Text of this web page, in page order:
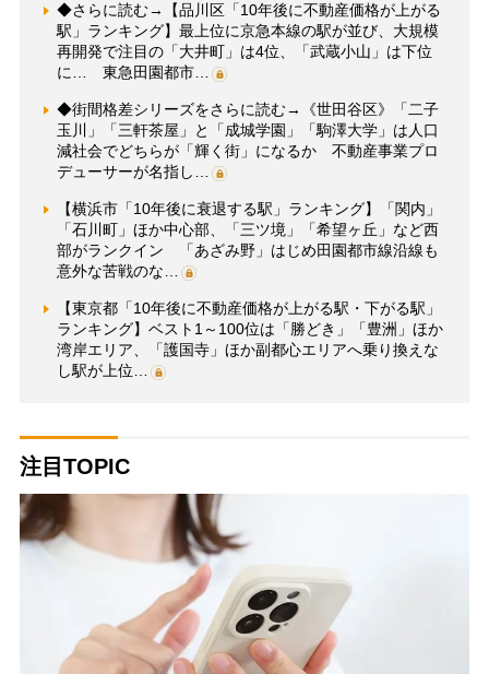
◆さらに読む→【品川区「10年後に不動産価格が上がる
駅」ランキング】最上位に京急本線の駅が並び、大規模
再開発で注目の「大井町」は4位、「武蔵小山」は下位
に… 東急田園都市…
◆街間格差シリーズをさらに読む→《世田谷区》「二子
玉川」「三軒茶屋」と「成城学園」「駒澤大学」は人口
減社会でどちらが「輝く街」になるか 不動産事業プロ
デューサーが名指し…
【横浜市「10年後に衰退する駅」ランキング】「関内」
「石川町」ほか中心部、「三ツ境」「希望ヶ丘」など西
部がランクイン 「あざみ野」はじめ田園都市線沿線も
意外な苦戦のな…
【東京都「10年後に不動産価格が上がる駅・下がる駅」
ランキング】ベスト1～100位は「勝どき」「豊洲」ほか
湾岸エリア、「護国寺」ほか副都心エリアへ乗り換えな
し駅が上位…
注目TOPIC